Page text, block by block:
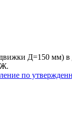
Д=150
по